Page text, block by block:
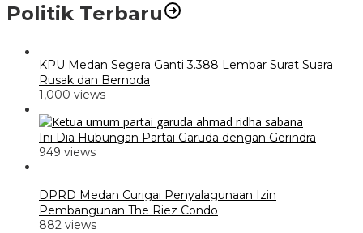
Politik Terbaru
KPU Medan Segera Ganti 3.388 Lembar Surat Suara
Rusak dan Bernoda
1,000 views
Ini Dia Hubungan Partai Garuda dengan Gerindra
949 views
DPRD Medan Curigai Penyalagunaan Izin
Pembangunan The Riez Condo
882 views